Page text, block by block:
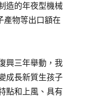
造的年夜型機械
產物等出口額在
興三年舉動，我
成長新質生孩子
點和上風、具有